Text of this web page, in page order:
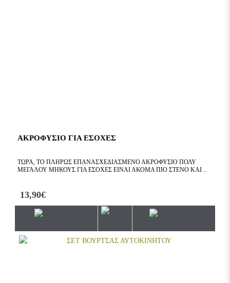
ΑΚΡΟΦΥΣΙΟ ΓΙΑ ΕΣΟΧΕΣ
ΤΏΡΑ, ΤΟ ΠΛΉΡΩΣ ΕΠΑΝΑΣΧΕΔΙΑΣΜΈΝΟ ΑΚΡΟΦΎΣΙΟ ΠΟΛΎ
ΜΕΓΆΛΟΥ ΜΉΚΟΥΣ ΓΙΑ ΕΣΟΧΈΣ ΕΊΝΑΙ ΑΚΌΜΑ ΠΙΟ ΣΤΕΝΌ ΚΑΙ ..
13,90€